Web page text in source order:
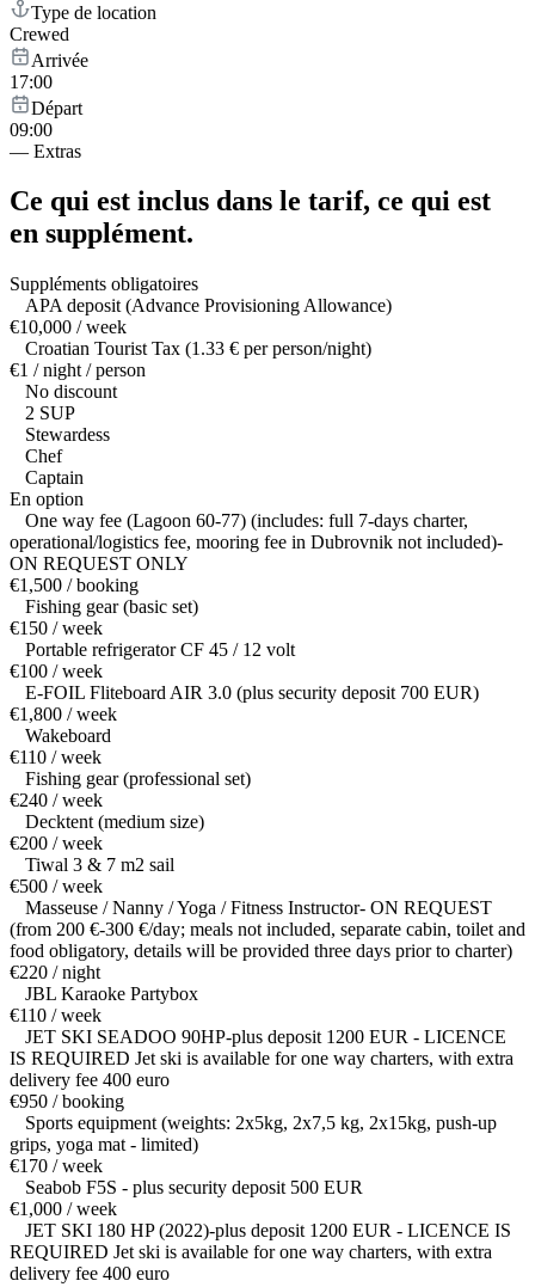
Type de location
Crewed
Arrivée
17:00
Départ
09:00
— Extras
Ce qui est inclus dans le tarif, ce qui est
en supplément.
Suppléments obligatoires
APA deposit (Advance Provisioning Allowance)
€10,000 / week
Croatian Tourist Tax (1.33 € per person/night)
€1 / night / person
No discount
2 SUP
Stewardess
Chef
Captain
En option
One way fee (Lagoon 60-77) (includes: full 7-days charter,
operational/logistics fee, mooring fee in Dubrovnik not included)-
ON REQUEST ONLY
€1,500 / booking
Fishing gear (basic set)
€150 / week
Portable refrigerator CF 45 / 12 volt
€100 / week
E-FOIL Fliteboard AIR 3.0 (plus security deposit 700 EUR)
€1,800 / week
Wakeboard
€110 / week
Fishing gear (professional set)
€240 / week
Decktent (medium size)
€200 / week
Tiwal 3 & 7 m2 sail
€500 / week
Masseuse / Nanny / Yoga / Fitness Instructor- ON REQUEST
(from 200 €-300 €/day; meals not included, separate cabin, toilet and
food obligatory, details will be provided three days prior to charter)
€220 / night
JBL Karaoke Partybox
€110 / week
JET SKI SEADOO 90HP-plus deposit 1200 EUR - LICENCE
IS REQUIRED Jet ski is available for one way charters, with extra
delivery fee 400 euro
€950 / booking
Sports equipment (weights: 2x5kg, 2x7,5 kg, 2x15kg, push-up
grips, yoga mat - limited)
€170 / week
Seabob F5S - plus security deposit 500 EUR
€1,000 / week
JET SKI 180 HP (2022)-plus deposit 1200 EUR - LICENCE IS
REQUIRED Jet ski is available for one way charters, with extra
delivery fee 400 euro